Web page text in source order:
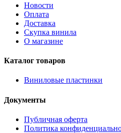
Новости
Оплата
Доставка
Скупка винила
О магазине
Каталог товаров
Виниловые пластинки
Документы
Публичная оферта
Политика